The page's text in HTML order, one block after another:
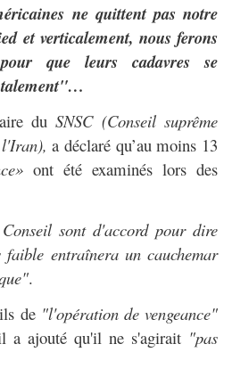
ne quittent pas notre
et verticalement, nous ferons
que leurs cadavres se
duSNSC(Conseil suprême
l'Iran), a déclaré qu’au moins 13
ont été examinés lors des
sont d'accord pour dire
entraînera un cauchemar
.
de "l'opération de vengeance"
a ajouté qu'il ne s'agirait "pas